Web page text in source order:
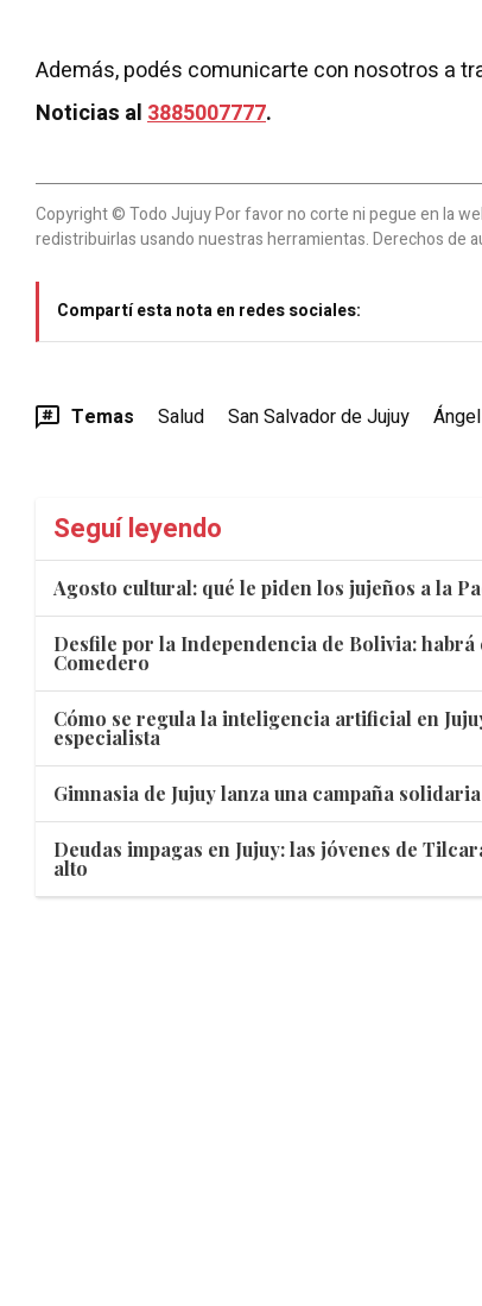
Además, podés comunicarte con nosotros a
Noticias al3885007777.
Copyright © Todo Jujuy Por favor no corte ni pegue en la
redistribuirlas usando nuestras herramientas. Derechos de
Compartí esta nota en redes sociales:
Temas Salud San Salvador de Jujuy
Seguí leyendo
Agosto cultural: qué le piden los jujeños a la
Desfile por la Independencia de Bolivia: habrá
Comedero
Cómo se regula la inteligencia artificial en
especialista
Gimnasia de Jujuy lanza una campaña
Deudas impagas en Jujuy: las jóvenes de
alto